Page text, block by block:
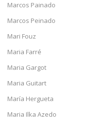
Marcos Painado
Marcos Peinado
Mari Fouz
Maria Farré
Maria Gargot
Maria Guitart
María Hergueta
Maria Ilka Azedo